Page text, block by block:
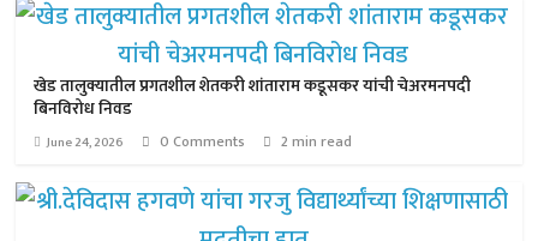
खेड तालुक्यातील प्रगतशील शेतकरी शांताराम कडूसकर यांची चेअरमनपदी
बिनविरोध निवड
June 24, 2026 0 Comments 2 min read